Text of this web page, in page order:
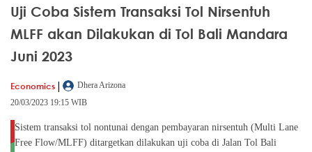
Uji Coba Sistem Transaksi Tol Nirsentuh
MLFF akan Dilakukan di Tol Bali Mandara
Juni 2023
Economics |
Dhera Arizona
20/03/2023 19:15 WIB
Sistem transaksi tol nontunai dengan pembayaran nirsentuh (Multi Lane
Free Flow/MLFF) ditargetkan dilakukan uji coba di Jalan Tol Bali